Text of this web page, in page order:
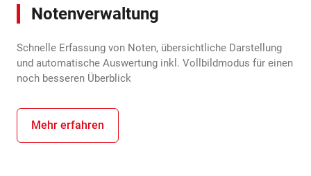
Notenverwaltung
Schnelle Erfassung von Noten, übersichtliche Darstellung
und automatische Auswertung inkl. Vollbildmodus für einen
noch besseren Überblick
Mehr erfahren